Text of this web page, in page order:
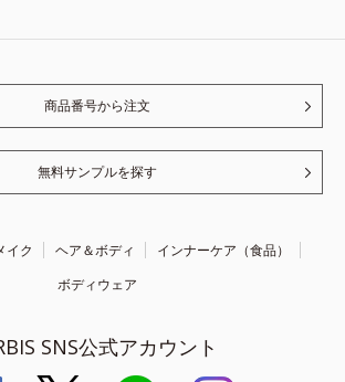
商品番号から注文
無料サンプルを探す
イク ヘア＆ボディ
インナーケア（食品）
ボディウェア
SNS公式アカウント